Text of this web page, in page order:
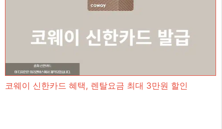
코웨이 신한카드 혜택, 렌탈요금 최대 3만원 할인